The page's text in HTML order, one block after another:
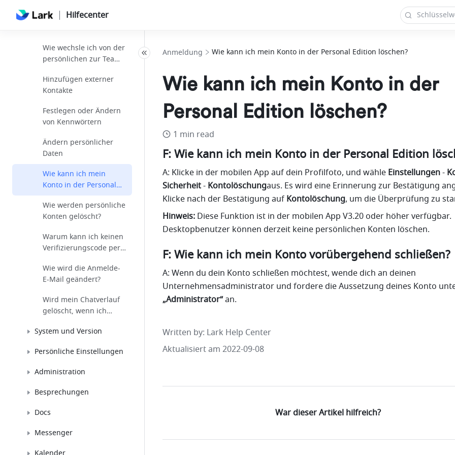
Hilfecenter
Wie verwende ich die
Wie wechsle ich von der
persönlichen zur Team-
Hinzufügen externer
Kontakte
Festlegen oder Ändern
von Kennwörtern
Ändern persönlicher
Daten
Wie kann ich mein
Konto in der Personal
Edition löschen?
Wie werden persönliche
Konten gelöscht?
Warum kann ich keinen
Verifizierungscode per
empfangen?
Wie wird die Anmelde-
E-Mail geändert?
Wird mein Chatverlauf
gelöscht, wenn ich
für die Anmeldung
System und Version
Persönliche Einstellungen
Administration
Besprechungen
Docs
Messenger
Anmeldung Wie kann ich mein Konto in der Personal Edition löschen?
Wie kann ich mein Konto in der
Personal Edition löschen?
1 min read
F: Wie kann ich mein Konto in der Personal Edition
A: Klicke in der mobilen App auf dein Profilfoto, und wähle Einstellungen -
Sicherheit - Kontolöschungaus. Es wird eine Erinnerung zur Bestätigung
Klicke nach der Bestätigung auf Kontolöschung, um die Überprüfung zu
Hinweis: Diese Funktion ist in der mobilen App V3.20 oder höher verfügbar.
Desktopbenutzer können derzeit keine persönlichen Konten löschen.
F: Wie kann ich mein Konto vorübergehend schließen?
A: Wenn du dein Konto schließen möchtest, wende dich an deinen
„Administrator“ an.
Written by: Lark Help Center
Aktualisiert am 2022-09-08
War dieser Artikel hilfreich?